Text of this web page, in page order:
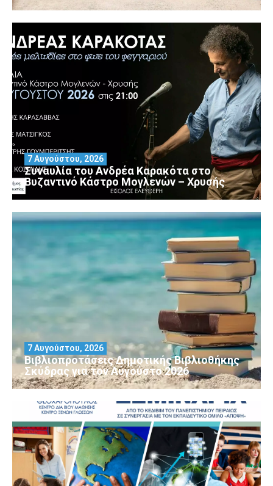
Συναυλία του Ανδρέα Καρακότα στο
Βυζαντινό Κάστρο Μογλενών – Χρυσής
7 Αυγούστου, 2026
Βιβλιοπροτάσεις Δημοτικής Βιβλιοθήκης
Σκύδρας για τον Αύγούστο 2026
7 Αυγούστου, 2026